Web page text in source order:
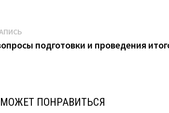
запись:
подготовки и проведения
ПОНРАВИТЬСЯ